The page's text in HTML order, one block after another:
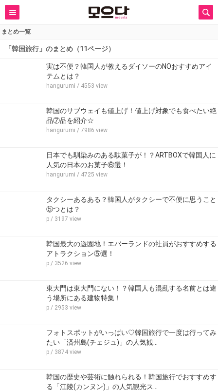
まとめ一覧
「韓国旅行」のまとめ（11ページ）
実は不便？韓国人が教えるダイソーのNOおすすめアイ
テムとは？
hangurumi / 4553 view
韓国のサブウェイも値上げ！値上げ対象でも食べたい絶
品⑦品を紹介☆
hangurumi / 7986 view
日本でも馴染みのある駄菓子が！？ARTBOXで韓国人に
人気の日本のお菓子⑥選！
hangurumi / 4725 view
タクシーあるある？韓国人がタクシーで不便に思うこと
⑤つとは？
p / 3197 view
韓国最大の遊園地！エバーランドの社員がおすすめする
アトラクション⑤選！
p / 3526 view
東大門は東大門にない！？韓国人も混乱する名前とは違
う場所にある建物特集！
p / 2953 view
フォトスポットがいっぱい♡韓国旅行で一度は行ってみ
たい「済州島(チェジュ)」の人気観…
p / 3874 view
韓国の歴史や芸術に触れられる！韓国旅行でおすすめす
る「江陵(カンヌン)」の人気観光ス…